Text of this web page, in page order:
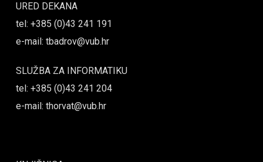
URED DEKANA
tel: +385 (0)43 241 191
e-mail: tbadrov@vub.hr
SLUŽBA ZA INFORMATIKU
tel: +385 (0)43 241 204
e-mail: thorvat@vub.hr